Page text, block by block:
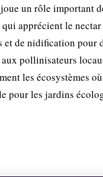
un rôle important
apprécient le nectar
et de nidification pour
pollinisateurs
les écosystèmes
pour les jardins